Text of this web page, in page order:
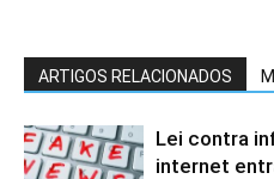
ARTIGOS RELACIONADOS
Lei contra
internet